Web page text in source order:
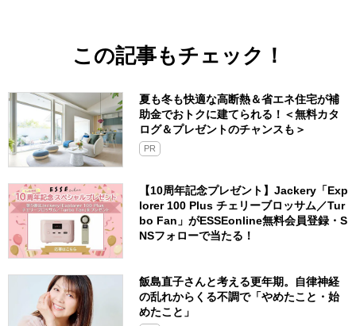
この記事もチェック！
夏も冬も快適な高断熱＆省エネ住宅が補
助金でおトクに建てられる！＜無料カタ
ログ＆プレゼントのチャンスも＞
PR
【10周年記念プレゼント】Jackery「Exp
lorer 100 Plus チェリーブロッサム／Tur
bo Fan」がESSEonline無料会員登録・S
NSフォローで当たる！
飯島直子さんと考える更年期。自律神経
の乱れからくる不調で「やめたこと・始
めたこと」